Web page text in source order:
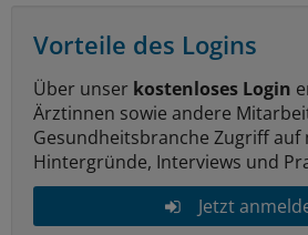
Vorteile des Logins
Über unser kostenloses Login
Ärztinnen sowie andere
Gesundheitsbranche Zugriff auf
Hintergründe, Interviews und
Jetzt